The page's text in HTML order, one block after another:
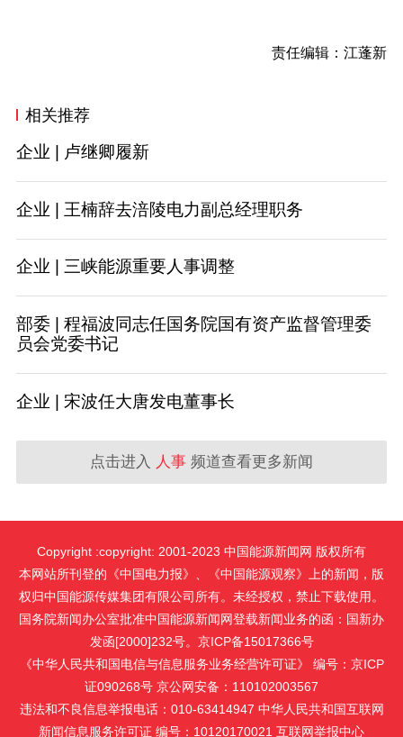
责任编辑：江蓬新
相关推荐
企业 | 卢继卿履新
企业 | 王楠辞去涪陵电力副总经理职务
企业 | 三峡能源重要人事调整
部委 | 程福波同志任国务院国有资产监督管理委
员会党委书记
企业 | 宋波任大唐发电董事长
点击进入 人事 频道查看更多新闻
Copyright :copyright: 2001-2023 中国能源新闻网 版权所有
本网站所刊登的《中国电力报》、《中国能源观察》上的新闻，版
权归中国能源传媒集团有限公司所有。未经授权，禁止下载使用。
国务院新闻办公室批准中国能源新闻网登载新闻业务的函：国新办
发函[2000]232号。京ICP备15017366号
《中华人民共和国电信与信息服务业务经营许可证》 编号：京ICP
证090268号 京公网安备：110102003567
违法和不良信息举报电话：010-63414947 中华人民共和国互联网
新闻信息服务许可证 编号：10120170021 互联网举报中心